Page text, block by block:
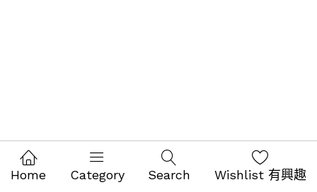
Home Category Search Wishlist 有興趣